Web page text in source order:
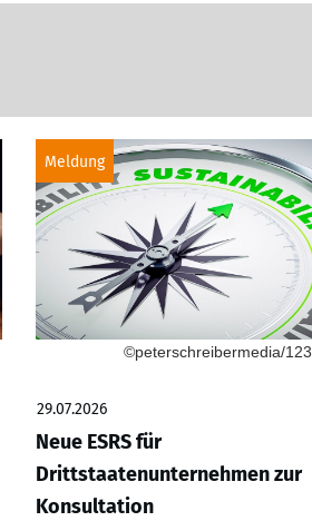
Meldung
©peterschreibermedia/
29.07.2026
Neue ESRS für
Drittstaatenunternehmen zur
Konsultation